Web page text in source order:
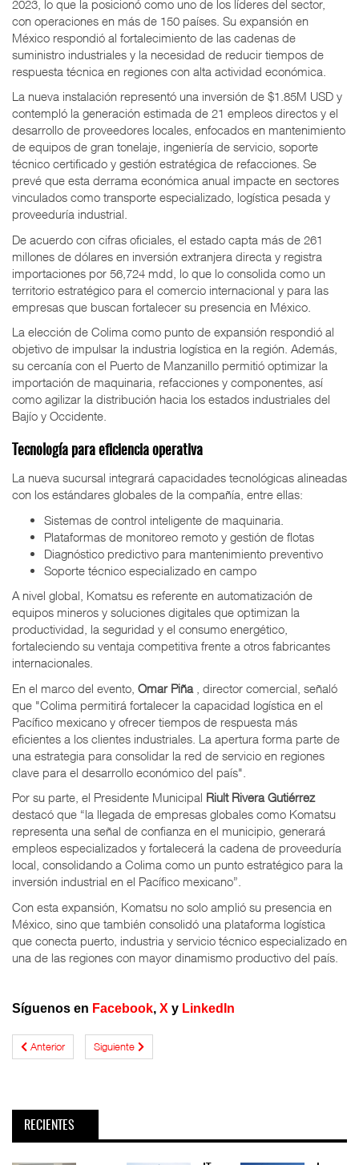
2023, lo que la posicionó como uno de los líderes del sector,
con operaciones en más de 150 países. Su expansión en
México respondió al fortalecimiento de las cadenas de
suministro industriales y la necesidad de reducir tiempos de
respuesta técnica en regiones con alta actividad económica.
La nueva instalación representó una inversión de $1.85M USD y
contempló la generación estimada de 21 empleos directos y el
desarrollo de proveedores locales, enfocados en mantenimiento
de equipos de gran tonelaje, ingeniería de servicio, soporte
técnico certificado y gestión estratégica de refacciones. Se
prevé que esta derrama económica anual impacte en sectores
vinculados como transporte especializado, logística pesada y
proveeduría industrial.
De acuerdo con cifras oficiales, el estado capta más de 261
millones de dólares en inversión extranjera directa y registra
importaciones por 56,724 mdd, lo que lo consolida como un
territorio estratégico para el comercio internacional y para las
empresas que buscan fortalecer su presencia en México.
La elección de Colima como punto de expansión respondió al
objetivo de impulsar la industria logística en la región. Además,
su cercanía con el Puerto de Manzanillo permitió optimizar la
importación de maquinaria, refacciones y componentes, así
como agilizar la distribución hacia los estados industriales del
Bajío y Occidente.
Tecnología para eficiencia operativa
La nueva sucursal integrará capacidades tecnológicas alineadas
con los estándares globales de la compañía, entre ellas:
Sistemas de control inteligente de maquinaria.
Plataformas de monitoreo remoto y gestión de flotas
Diagnóstico predictivo para mantenimiento preventivo
Soporte técnico especializado en campo
A nivel global, Komatsu es referente en automatización de
equipos mineros y soluciones digitales que optimizan la
productividad, la seguridad y el consumo energético,
fortaleciendo su ventaja competitiva frente a otros fabricantes
internacionales.
En el marco del evento, Omar Piña, director comercial, señaló
que "Colima permitirá fortalecer la capacidad logística en el
Pacífico mexicano y ofrecer tiempos de respuesta más
eficientes a los clientes industriales. La apertura forma parte de
una estrategia para consolidar la red de servicio en regiones
clave para el desarrollo económico del país".
Por su parte, el Presidente Municipal Riult Rivera Gutiérrez
destacó que “la llegada de empresas globales como Komatsu
representa una señal de confianza en el municipio, generará
empleos especializados y fortalecerá la cadena de proveeduría
local, consolidando a Colima como un punto estratégico para la
inversión industrial en el Pacífico mexicano”.
Con esta expansión, Komatsu no solo amplió su presencia en
México, sino que también consolidó una plataforma logística
que conecta puerto, industria y servicio técnico especializado en
una de las regiones con mayor dinamismo productivo del país.
Síguenos en Facebook, X y LinkedIn
Anterior Siguiente
RECIENTES